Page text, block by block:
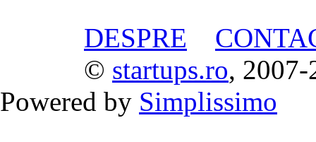
DESPRE
© startups.ro, 2007-
Powered by Simplissimo